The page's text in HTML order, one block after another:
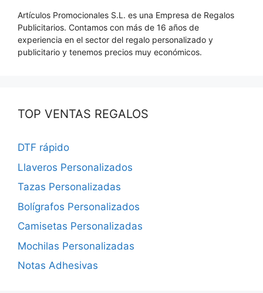
Artículos Promocionales S.L. es una Empresa de Regalos
Publicitarios. Contamos con más de 16 años de
experiencia en el sector del regalo personalizado y
publicitario y tenemos precios muy económicos.
TOP VENTAS REGALOS
DTF rápido
Llaveros Personalizados
Tazas Personalizadas
Bolígrafos Personalizados
Camisetas Personalizadas
Mochilas Personalizadas
Notas Adhesivas